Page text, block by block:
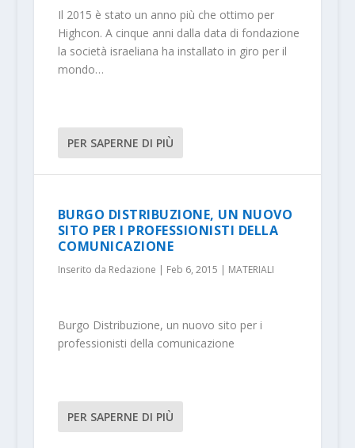
Il 2015 è stato un anno più che ottimo per
Highcon. A cinque anni dalla data di fondazione
la società israeliana ha installato in giro per il
mondo…
PER SAPERNE DI PIÙ
BURGO DISTRIBUZIONE, UN NUOVO
SITO PER I PROFESSIONISTI DELLA
COMUNICAZIONE
Inserito da Redazione | Feb 6, 2015 | MATERIALI
Burgo Distribuzione, un nuovo sito per i
professionisti della comunicazione
PER SAPERNE DI PIÙ